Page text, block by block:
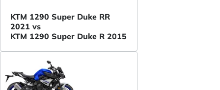
KTM 1290 Super Duke RR
2021 vs
KTM 1290 Super Duke R 2015